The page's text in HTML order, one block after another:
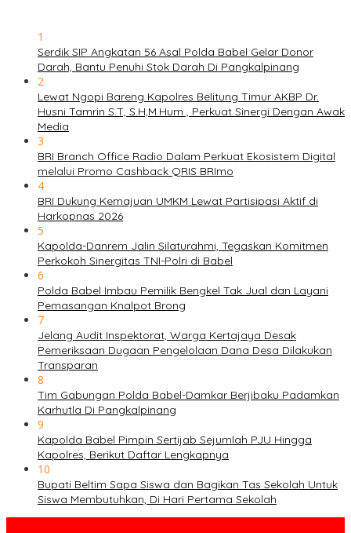
1
Serdik SIP Angkatan 56 Asal Polda Babel Gelar Donor
Darah, Bantu Penuhi Stok Darah Di Pangkalpinang
2
Lewat Ngopi Bareng Kapolres Belitung Timur AKBP Dr.
Husni Tamrin S.T, S.H,M.Hum , Perkuat Sinergi Dengan Awak
Media
3
BRI Branch Office Radio Dalam Perkuat Ekosistem Digital
melalui Promo Cashback QRIS BRImo
4
BRI Dukung Kemajuan UMKM Lewat Partisipasi Aktif di
Harkopnas 2026
5
Kapolda-Danrem Jalin Silaturahmi, Tegaskan Komitmen
Perkokoh Sinergitas TNI-Polri di Babel
6
Polda Babel Imbau Pemilik Bengkel Tak Jual dan Layani
Pemasangan Knalpot Brong
7
Jelang Audit Inspektorat, Warga Kertajaya Desak
Pemeriksaan Dugaan Pengelolaan Dana Desa Dilakukan
Transparan
8
Tim Gabungan Polda Babel-Damkar Berjibaku Padamkan
Karhutla Di Pangkalpinang
9
Kapolda Babel Pimpin Sertijab Sejumlah PJU Hingga
Kapolres, Berikut Daftar Lengkapnya
10
Bupati Beltim Sapa Siswa dan Bagikan Tas Sekolah Untuk
Siswa Membutuhkan, Di Hari Pertama Sekolah